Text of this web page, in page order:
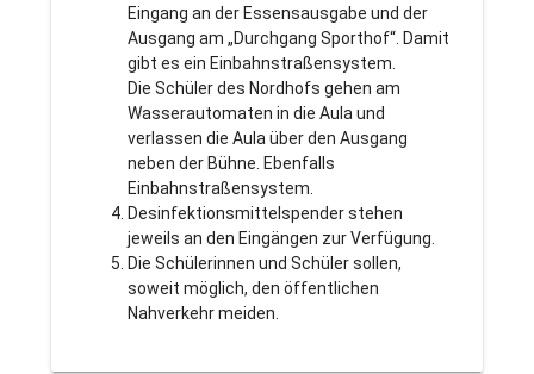
Eingang an der Essensausgabe und der
Ausgang am „Durchgang Sporthof“. Damit
gibt es ein Einbahnstraßensystem.
Die Schüler des Nordhofs gehen am
Wasserautomaten in die Aula und
verlassen die Aula über den Ausgang
neben der Bühne. Ebenfalls
Einbahnstraßensystem.
Desinfektionsmittelspender stehen
jeweils an den Eingängen zur Verfügung.
Die Schülerinnen und Schüler sollen,
soweit möglich, den öffentlichen
Nahverkehr meiden.